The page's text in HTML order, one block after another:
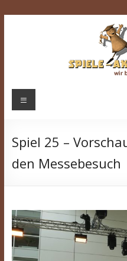
Spiele-
Wir
Spiele
Menü
Spiel 25 –
den Messebesuch